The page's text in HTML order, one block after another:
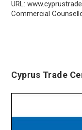
URL:
Commercial
Cyprus Trade